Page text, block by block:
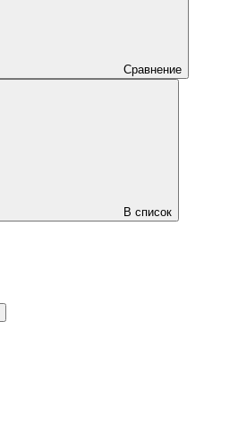
Сравнение
В список